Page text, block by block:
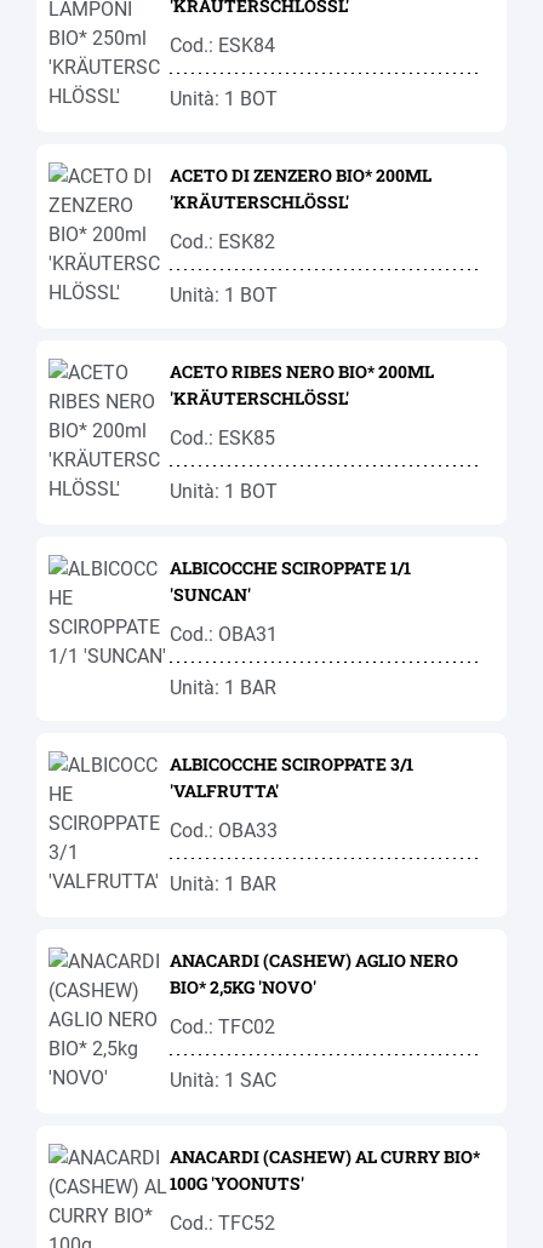
'KRÄUTERSCHLÖSSL'
Cod.: ESK84
Unità: 1 BOT
ACETO DI ZENZERO BIO* 200ML
'KRÄUTERSCHLÖSSL'
Cod.: ESK82
Unità: 1 BOT
ACETO RIBES NERO BIO* 200ML
'KRÄUTERSCHLÖSSL'
Cod.: ESK85
Unità: 1 BOT
ALBICOCCHE SCIROPPATE 1/1
'SUNCAN'
Cod.: OBA31
Unità: 1 BAR
ALBICOCCHE SCIROPPATE 3/1
'VALFRUTTA'
Cod.: OBA33
Unità: 1 BAR
ANACARDI (CASHEW) AGLIO NERO
BIO* 2,5KG 'NOVO'
Cod.: TFC02
Unità: 1 SAC
ANACARDI (CASHEW) AL CURRY BIO*
100G 'YOONUTS'
Cod.: TFC52